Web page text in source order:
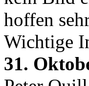
hoffen
Wichtige
31.